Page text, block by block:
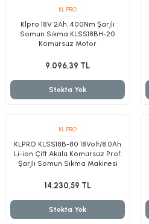
KL PRO
Klpro 18V 2Ah. 400Nm Şarjlı
Somun Sıkma KLSS18BH-20
Kömürsüz Motor
9.096,39 TL
Stokta Yok
KL PRO
KLPRO KLSS18B-80 18Volt/8.0Ah
Li-ion Çift Akülü Kömürsüz Prof.
Şarjlı Somun Sıkma Makinesi
14.230,59 TL
Stokta Yok